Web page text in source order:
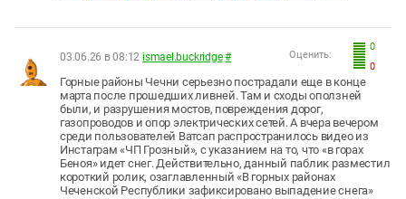
0
0
Оценить:
03.06.26 в 08:12 ismael.buckridge #
Горные районы Чечни серьезно пострадали еще в конце
марта после прошедших ливней. Там и сходы оползней
были, и разрушения мостов, повреждения дорог,
газопроводов и опор электрических сетей. А вчера вечером
среди пользователей Ватсап распространилось видео из
Инстаграм «ЧП Грозный», с указанием на то, что «в горах
Беноя» идет снег. Действительно, данный паблик разместил
короткий ролик, озаглавленный «В горных районах
Чеченской Республики зафиксировано выпадение снега»